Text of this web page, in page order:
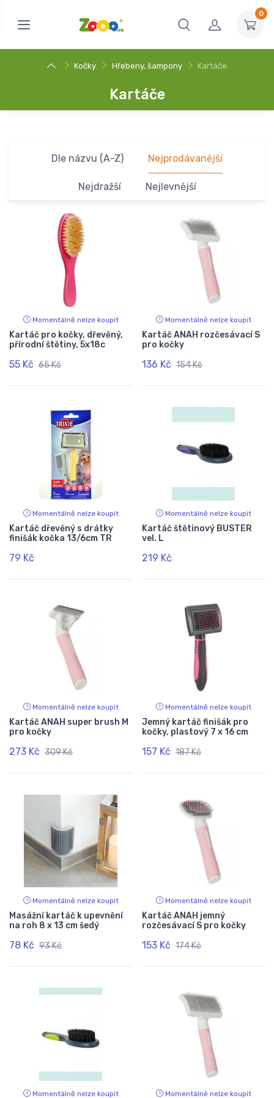
0
Kočky Hřebeny, šampony Kartáče
Kartáče
Dle názvu (A-Z) Nejprodávanější
Nejdražší Nejlevnější
Momentálně nelze koupit
Kartáč pro kočky, dřevěný,
přírodní štětiny, 5x18c
55 Kč 65 Kč
Momentálně nelze koupit
Kartáč ANAH rozčesávací S
pro kočky
136 Kč 154 Kč
Momentálně nelze koupit
Kartáč dřevěný s drátky
finišák kočka 13/6cm TR
79 Kč
Momentálně nelze koupit
Kartáč štětinový BUSTER
vel. L
219 Kč
Momentálně nelze koupit
Kartáč ANAH super brush M
pro kočky
273 Kč 309 Kč
Momentálně nelze koupit
Jemný kartáč finišák pro
kočky, plastový 7 x 16 cm
157 Kč 187 Kč
Momentálně nelze koupit
Masážní kartáč k upevnění
na roh 8 x 13 cm šedý
78 Kč 93 Kč
Momentálně nelze koupit
Kartáč ANAH jemný
rozčesávací S pro kočky
153 Kč 174 Kč
Momentálně nelze koupit Momentálně nelze koupit